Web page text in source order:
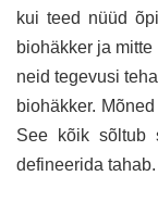
kui teed nüüd
biohäkker ja
neid tegevusi
biohäkker.
See kõik sõltub
defineerida tahab.